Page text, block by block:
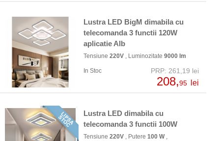
Lustra LED BigM dimabila cu
telecomanda 3 functii 120W
aplicatie Alb
Tensiune 220V , Luminozitate 9000 lm
In Stoc PRP: 261,19 lei
208,95 lei
Lustra LED dimabila cu
telecomanda 3 functii 100W
Tensiune 220V , Putere 100 W,